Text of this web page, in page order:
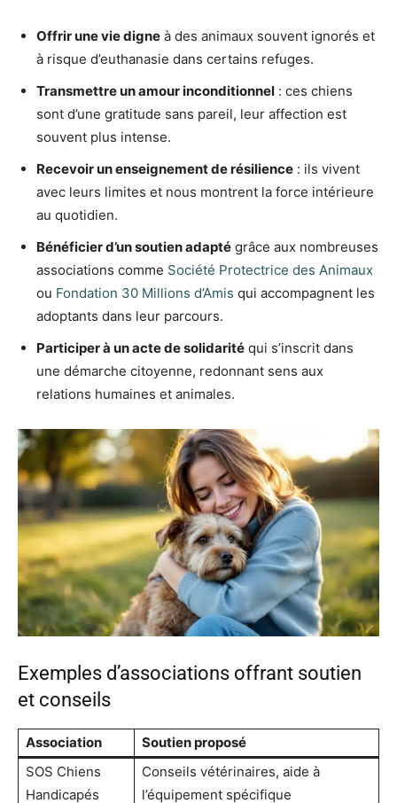
Offrir une vie digne à des animaux souvent ignorés et
à risque d’euthanasie dans certains refuges.
Transmettre un amour inconditionnel : ces chiens
sont d’une gratitude sans pareil, leur affection est
souvent plus intense.
Recevoir un enseignement de résilience : ils vivent
avec leurs limites et nous montrent la force intérieure
au quotidien.
Bénéficier d’un soutien adapté grâce aux nombreuses
associations comme Société Protectrice des Animaux
ou Fondation 30 Millions d’Amis qui accompagnent les
adoptants dans leur parcours.
Participer à un acte de solidarité qui s’inscrit dans
une démarche citoyenne, redonnant sens aux
relations humaines et animales.
Exemples d’associations offrant soutien
et conseils
Association
Soutien proposé
SOS Chiens
Handicapés
Conseils vétérinaires, aide à
l’équipement spécifique